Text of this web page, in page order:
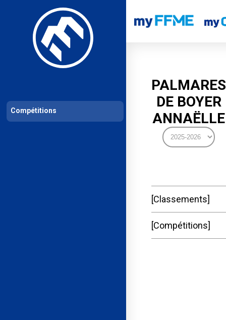
Les compétitions Calendrier de compétitions Classements
PALMARES
DE BOYER
ANNAËLLE
Classements
Compétitions
Compétitions